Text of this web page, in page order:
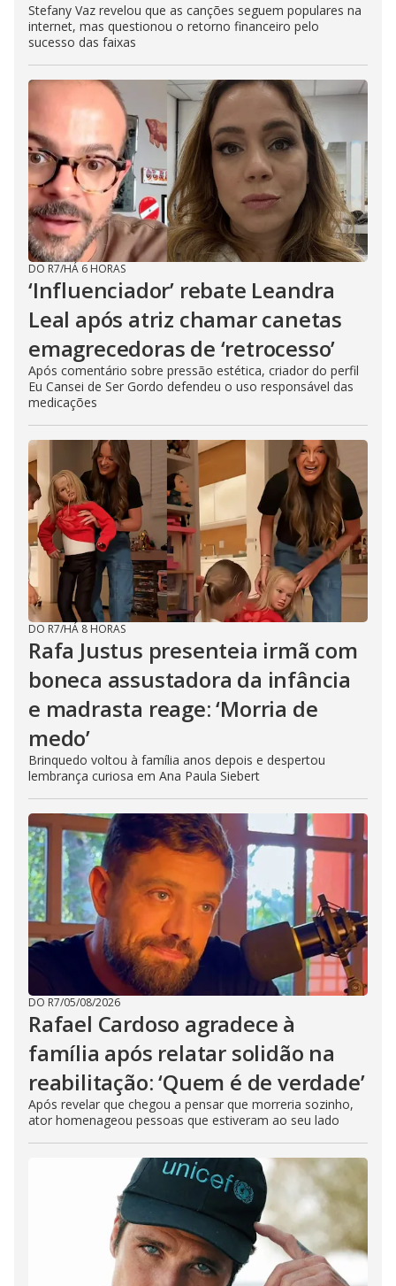
Stefany Vaz revelou que as canções seguem populares na
internet, mas questionou o retorno financeiro pelo
sucesso das faixas
DO R7/HÁ 6 HORAS
‘Influenciador’ rebate Leandra
Leal após atriz chamar canetas
emagrecedoras de ‘retrocesso’
Após comentário sobre pressão estética, criador do perfil
Eu Cansei de Ser Gordo defendeu o uso responsável das
medicações
DO R7/HÁ 8 HORAS
Rafa Justus presenteia irmã com
boneca assustadora da infância
e madrasta reage: ‘Morria de
medo’
Brinquedo voltou à família anos depois e despertou
lembrança curiosa em Ana Paula Siebert
DO R7/05/08/2026
Rafael Cardoso agradece à
família após relatar solidão na
reabilitação: ‘Quem é de verdade’
Após revelar que chegou a pensar que morreria sozinho,
ator homenageou pessoas que estiveram ao seu lado